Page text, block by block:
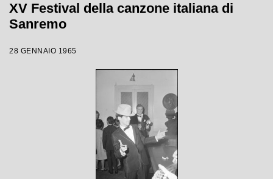
XV Festival della canzone italiana di
Sanremo
28 GENNAIO 1965